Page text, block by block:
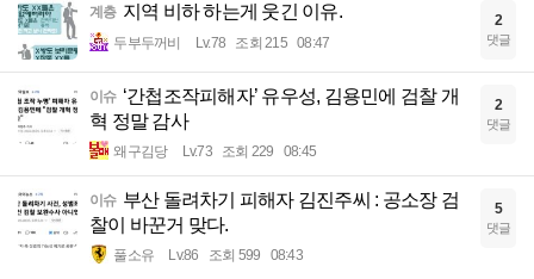
계층 지역 비하 하는게 웃긴 이유.
두부두꺼비 Lv.78 조회 215 08:47
2
댓글
이슈 ‘간첩조작피해자’ 유우성, 김용민에 검찰 개
혁 정말 감사
왜구김당 Lv.73 조회 229 08:45
2
댓글
이슈 부산 돌려차기 피해자 김진주씨 : 공소장 검
찰이 바꾼거 맞다.
풀소유 Lv.86 조회 599 08:43
5
댓글